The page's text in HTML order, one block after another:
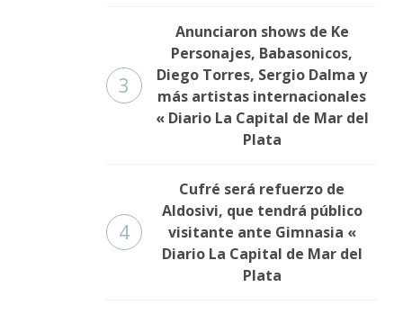
3
Anunciaron shows de Ke
Personajes, Babasonicos,
Diego Torres, Sergio Dalma y
más artistas internacionales
« Diario La Capital de Mar del
Plata
4
Cufré será refuerzo de
Aldosivi, que tendrá público
visitante ante Gimnasia «
Diario La Capital de Mar del
Plata